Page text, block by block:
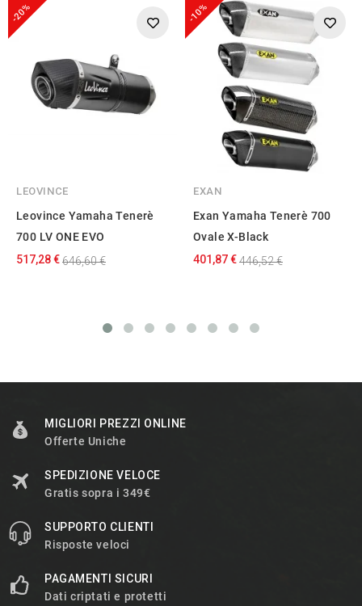
-20%
LEOVINCE
Leovince Yamaha Tenerè
700 LV ONE EVO
517,28 €646,60 €
-10%
EXAN
Exan Yamaha Tenerè 700
Ovale X-Black
401,87 €446,52 €
MIGLIORI PREZZI ONLINE
Offerte Uniche
SPEDIZIONE VELOCE
Gratis sopra i 349€
SUPPORTO CLIENTI
Risposte veloci
PAGAMENTI SICURI
Dati criptati e protetti